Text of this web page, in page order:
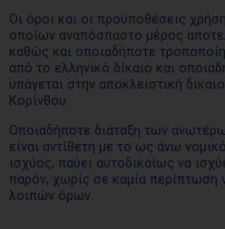
Οι όροι και οι προϋποθέσεις
οποίων αναπόσπαστο μέρος
καθώς και οποιαδήποτε
από το ελληνικό δίκαιο και
υπάγεται στην αποκλειστική
Κορίνθου.
Οποιαδήποτε διάταξη των
είναι αντίθετη με το ως άνω
ισχύος, παύει αυτοδικαίως να
παρόν, χωρίς σε καμία περίπτωση
λοιπών όρων.